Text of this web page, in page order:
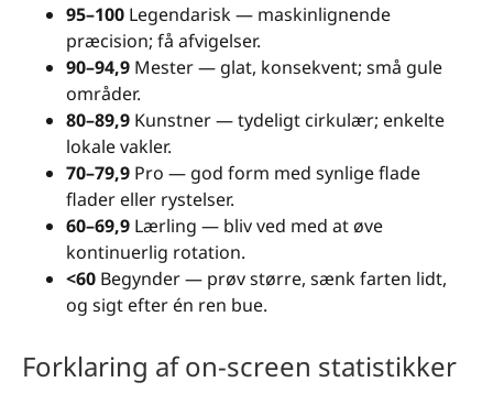
95–100 Legendarisk — maskinlignende
præcision; få afvigelser.
90–94,9 Mester — glat, konsekvent; små gule
områder.
80–89,9 Kunstner — tydeligt cirkulær; enkelte
lokale vakler.
70–79,9 Pro — god form med synlige flade
flader eller rystelser.
60–69,9 Lærling — bliv ved med at øve
kontinuerlig rotation.
<60 Begynder — prøv større, sænk farten lidt,
og sigt efter én ren bue.
Forklaring af on-screen statistikker